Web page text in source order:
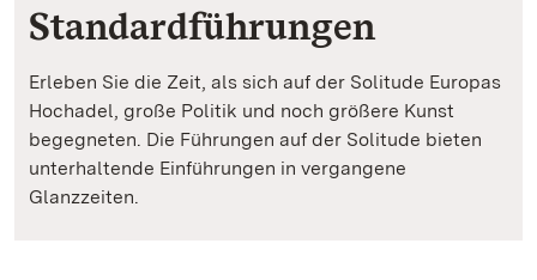
Standardführungen
Erleben Sie die Zeit, als sich auf der Solitude Europas
Hochadel, große Politik und noch größere Kunst
begegneten. Die Führungen auf der Solitude bieten
unterhaltende Einführungen in vergangene
Glanzzeiten.